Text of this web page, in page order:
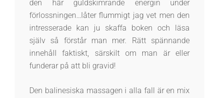
den här guldskimrande energin under
förlossningen…låter flummigt jag vet men den
intresserade kan ju skaffa boken och läsa
själv så förstår man mer. Rätt spännande
innehåll faktiskt, särskilt om man är eller
funderar på att bli gravid!
Den balinesiska massagen i alla fall är en mix